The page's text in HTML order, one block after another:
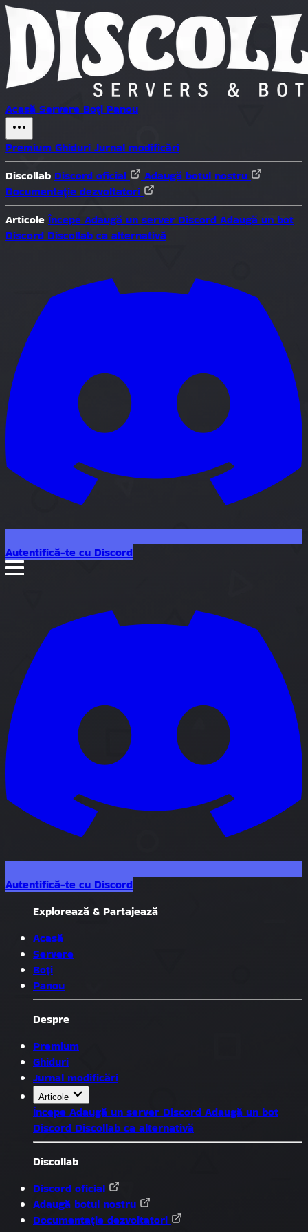
Acasă Servere Boți Panou
Premium Ghiduri Jurnal modificări
Discollab Discord oficial
Adaugă botul nostru
Documentație dezvoltatori
Articole Începe Adaugă un server Discord Adaugă un bot
Discord Discollab ca alternativă
Autentifică-te cu Discord
Autentifică-te cu Discord
Explorează & Partajează
Acasă
Servere
Boți
Panou
Despre
Premium
Ghiduri
Jurnal modificări
Articole
Începe Adaugă un server Discord Adaugă un bot
Discord Discollab ca alternativă
Discollab
Discord oficial
Adaugă botul nostru
Documentație dezvoltatori